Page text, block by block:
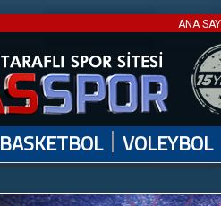
ANA
BASKETBOL | VOLEYBOL